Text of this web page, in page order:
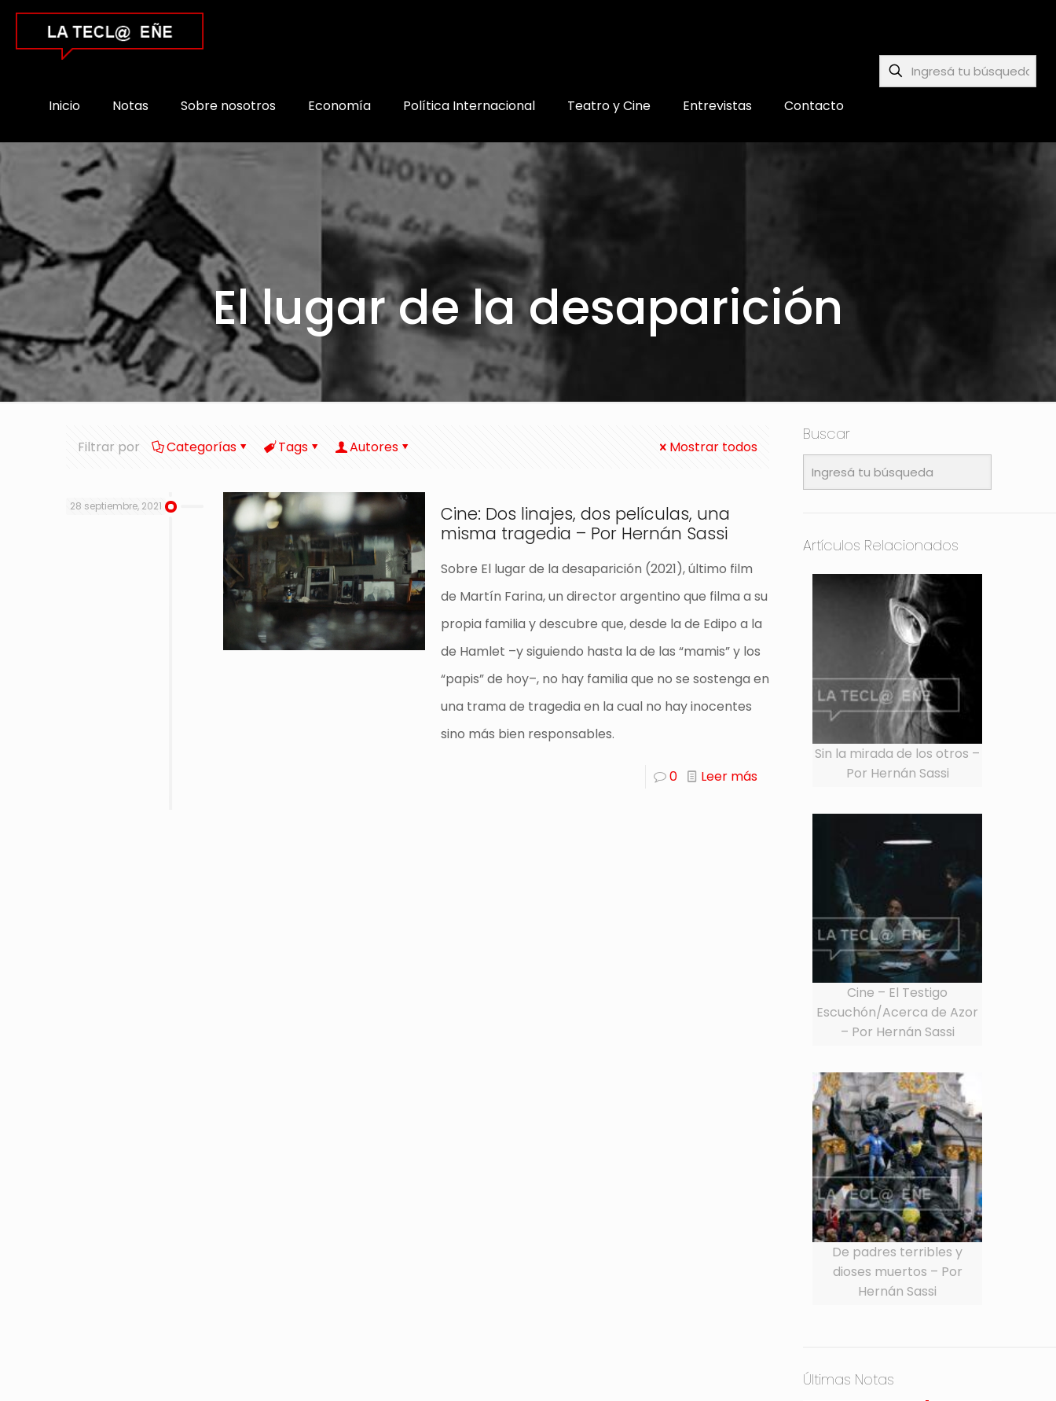
Inicio Notas Sobre nosotros Economía Política Internacional Teatro y Cine Entrevistas Contacto
El lugar de la desaparición
Filtrar por Categorías Tags Autores Mostrar todos
28 septiembre, 2021
Cine: Dos linajes, dos películas, una
misma tragedia – Por Hernán Sassi
Sobre El lugar de la desaparición (2021), último film
de Martín Farina, un director argentino que filma a su
propia familia y descubre que, desde la de Edipo a la
de Hamlet –y siguiendo hasta la de las “mamis” y los
“papis” de hoy–, no hay familia que no se sostenga en
una trama de tragedia en la cual no hay inocentes
sino más bien responsables.
0 Leer más
Buscar
Artículos Relacionados
Sin la mirada de los otros –
Por Hernán Sassi
Cine – El Testigo
Escuchón/Acerca de Azor
– Por Hernán Sassi
De padres terribles y
dioses muertos – Por
Hernán Sassi
Últimas Notas